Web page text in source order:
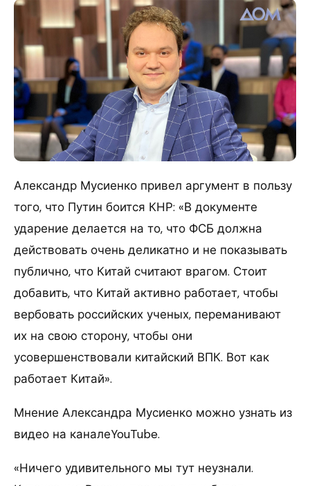
Александр Мусиенко привел аргумент в пользу
того, что Путин боится КНР: «В документе
ударение делается на то, что ФСБ должна
действовать очень деликатно и не показывать
публично, что Китай считают врагом. Стоит
добавить, что Китай активно работает, чтобы
вербовать российских ученых, переманивают
их на свою сторону, чтобы они
усовершенствовали китайский ВПК. Вот как
работает Китай».
Мнение Александра Мусиенко можно узнать из
видео на каналеYouTube.
«Ничего удивительного мы тут неузнали.